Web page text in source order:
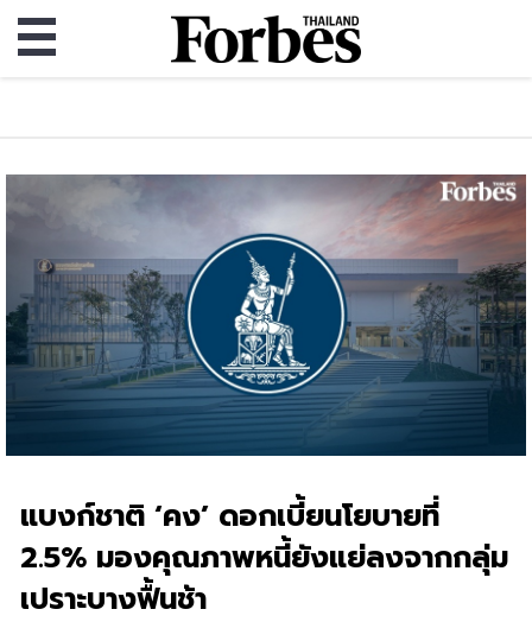
แบงก์ชาติ ‘คง’ ดอกเบี้ยนโยบายที่
2.5% มองคุณภาพหนี้ยังแย่ลงจากกลุ่ม
เปราะบางฟื้นช้า